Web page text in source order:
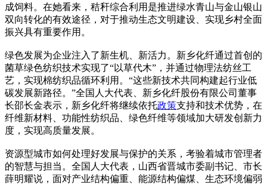
成饲料。在她看来，秸秆综合利用是推进绿水青山与金山银山
双向转化的有效途径，对于推动生态文明建设、实现乡村全面
振兴具有重要作用。
绿色发展为企业注入了新生机、新活力。新乡化纤通过首创的
菌草绿色纺织技术实现了“以草代木”，并通过物理法纺丝工
艺，实现棉纺织品循环利用。“这些新技术共同构建起行业低
碳发展新路径。”全国人大代表、新乡化纤股份有限公司董事
长邵长金表示，新乡化纤将继续依托政策支持和技术优势，在
纤维新材料、功能性纺织品、绿色纤维等领域加大研发创新力
度，实现高质量发展。
资源型城市如何处理好发展与保护的关系，考验着城市管理者
的智慧与担当。全国人大代表，山西省晋城市委副书记、市长
薛明耀说，面对产业结构偏重、能源结构偏煤、生态环境偏弱